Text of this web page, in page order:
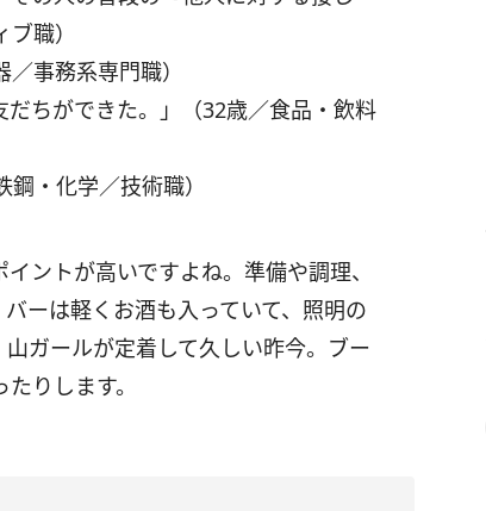
職）
事務系専門職）
だちができた。」（32歳／食品・飲料
・化学／技術職）
ントが高いですよね。準備や調理、
ーは軽くお酒も入っていて、照明の
ガールが定着して久しい昨今。ブー
りします。